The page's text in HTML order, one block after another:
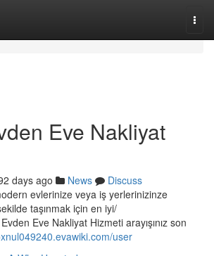
Eve Nakliyat
days ago News
Discuss
evlerinize veya iş yerlerinizinze
taşınmak için en iyi/
Eve Nakliyat Hizmeti arayışınız son
user